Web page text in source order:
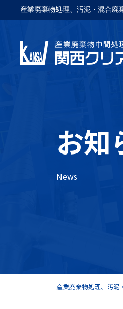
産業廃棄物処理、汚泥・混合
お知
News
産業廃棄物処理、汚泥